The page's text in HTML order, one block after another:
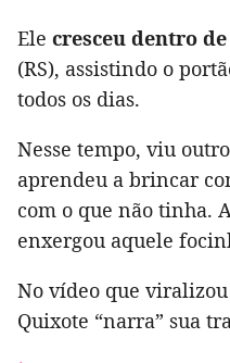
Ele cresceu dentro
(RS), assistindo o
todos os dias.
Nesse tempo, viu
aprendeu a brincar
com o que não tinha.
enxergou aquele
No vídeo que
Quixote “narra” sua